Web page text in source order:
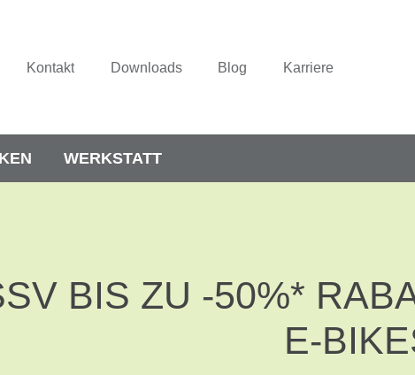
Kontakt Downloads Blog Karriere
WERKSTATT
BIS ZU -50%*
E-